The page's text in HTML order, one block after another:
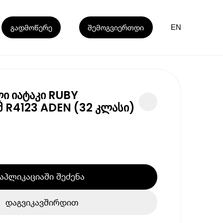
გადმოწერე შემოგვიერთდი EN
იატაკი RUBY
R4123 ADEN (32 კლასი)
აპლიკაციაში შეძენა
დაგვიკავშირდით